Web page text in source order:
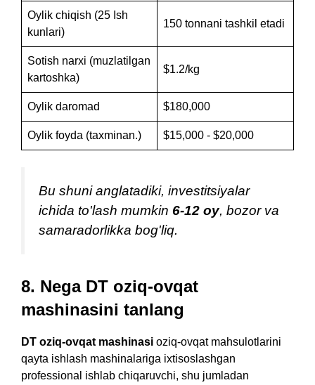
Oylik chiqish (25 Ish
kunlari)
150 tonnani tashkil etadi
Sotish narxi (muzlatilgan
kartoshka)
$1.2/kg
Oylik daromad $180,000
Oylik foyda (taxminan.) $15,000 - $20,000
Bu shuni anglatadiki, investitsiyalar
ichida to'lash mumkin 6-12 oy, bozor va
samaradorlikka bog'liq.
8. Nega DT oziq-ovqat
mashinasini tanlang
DT oziq-ovqat mashinasi oziq-ovqat mahsulotlarini
qayta ishlash mashinalariga ixtisoslashgan
professional ishlab chiqaruvchi, shu jumladan